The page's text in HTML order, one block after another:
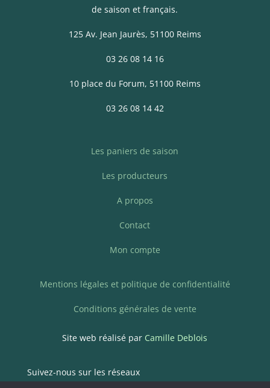
de saison et français.
125 Av. Jean Jaurès, 51100 Reims
03 26 08 14 16
10 place du Forum, 51100 Reims
03 26 08 14 42
Les paniers de saison
Les producteurs
A propos
Contact
Mon compte
Mentions légales et politique de confidentialité
Conditions générales de vente
Site web réalisé par Camille Deblois
Suivez-nous sur les réseaux